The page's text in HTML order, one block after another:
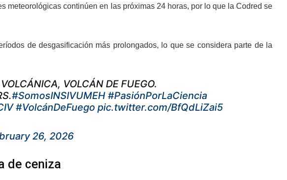
meteorológicas continúen en las próximas 24 horas, por lo que la Codred se
de desgasificación más prolongados, lo que se considera parte de la
VOLCÁN DE FUEGO.
#SomosINSIVUMEH #PasiónPorLaCiencia
#VolcánDeFuego pic.twitter.com/BfQdLiZai5
26, 2026
de ceniza